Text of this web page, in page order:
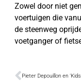
Zowel door niet
voertuigen die
de steenweg
voetganger of